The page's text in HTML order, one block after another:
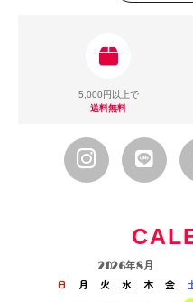
5,000円以上で
送料無料
2026年8月
日 月 火 水 木 金